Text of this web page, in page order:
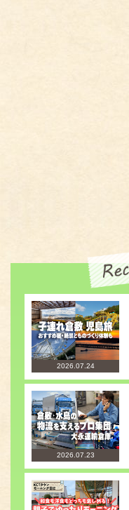
2026.07.24
2026.07.23